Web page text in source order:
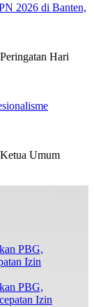
2026 di Banten,
Hari
Umum
PBG,
Izin